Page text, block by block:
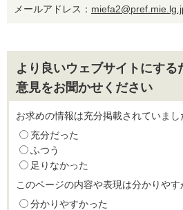
メールアドレス：
より良いウェブサイトにする
意見をお聞かせください
お求めの情報は充分掲載されていまし
充分だった
ふつう
足りなかった
このページの内容や表現は分かりやす
分かりやすかった